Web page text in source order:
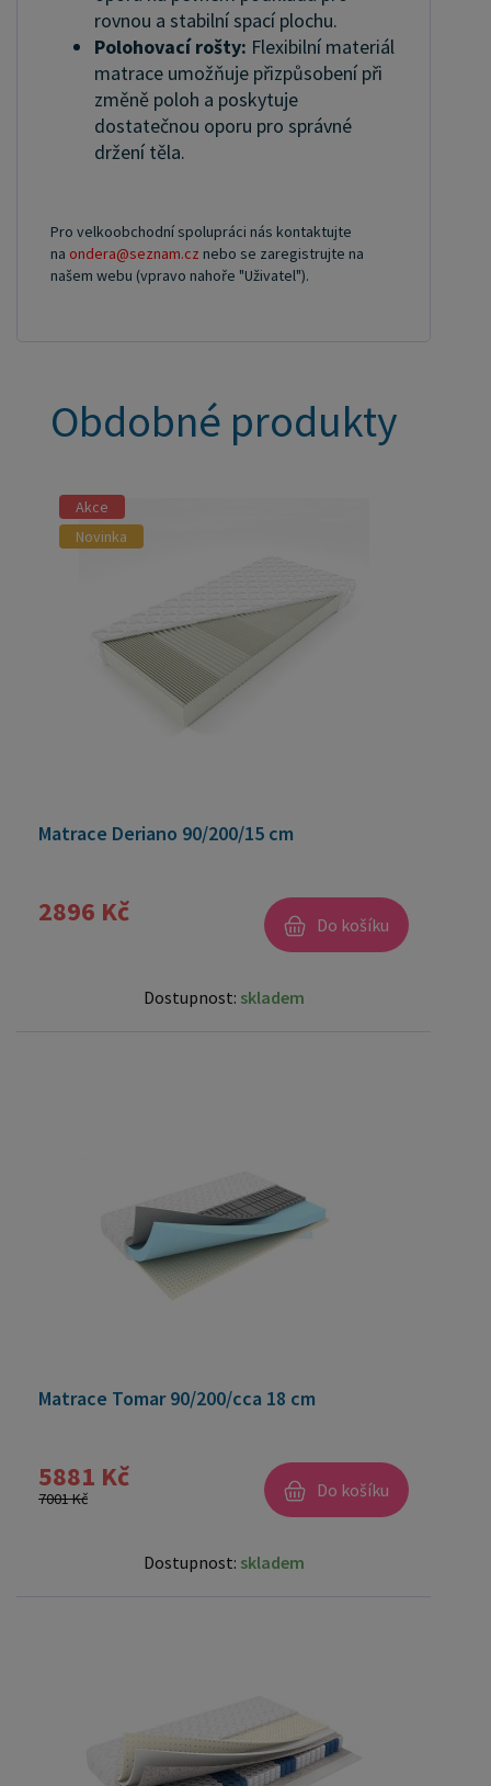
rovnou a stabilní spací plochu.
Polohovací rošty: Flexibilní materiál
matrace umožňuje přizpůsobení při
změně poloh a poskytuje
dostatečnou oporu pro správné
držení těla.
Pro velkoobchodní spolupráci nás kontaktujte
na ondera@seznam.cz nebo se zaregistrujte na
našem webu (vpravo nahoře "Uživatel").
Obdobné produkty
Akce
Novinka
Matrace Deriano 90/200/15 cm
2896 Kč Do košíku
Dostupnost: skladem
Matrace Tomar 90/200/cca 18 cm
5881 Kč
7001 Kč Do košíku
Dostupnost: skladem